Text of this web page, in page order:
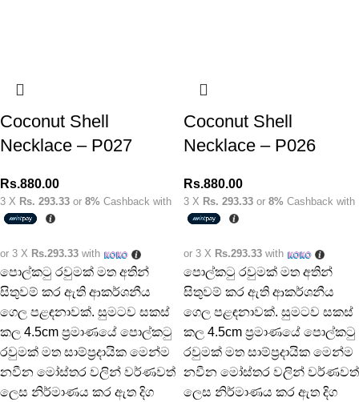
Coconut Shell
Necklace – P027
Rs.880.00
3 X Rs. 293.33 or 8% Cashback with
or 3 X Rs.293.33 with
පොල්කටු රවුමක් මත අතින්
සිතුවම් කර ඇති ආකර්ශනීය
ගෙල පළඳනාවක්. සුමටව සකස්
කල 4.5cm ප්‍රමාණයේ පොල්කටු
රවුමක් මත සාම්ප්‍රදායික මෙන්ම
නවීන මෝස්තර වලින් වර්ණවත්
ලෙස නිර්මාණය කර ඇත දිග
Coconut Shell
Necklace – P026
Rs.880.00
3 X Rs. 293.33 or 8% Cashback with
or 3 X Rs.293.33 with
පොල්කටු රවුමක් මත අතින්
සිතුවම් කර ඇති ආකර්ශනීය
ගෙල පළඳනාවක්. සුමටව සකස්
කල 4.5cm ප්‍රමාණයේ පොල්කටු
රවුමක් මත සාම්ප්‍රදායික මෙන්ම
නවීන මෝස්තර වලින් වර්ණවත්
ලෙස නිර්මාණය කර ඇත දිග